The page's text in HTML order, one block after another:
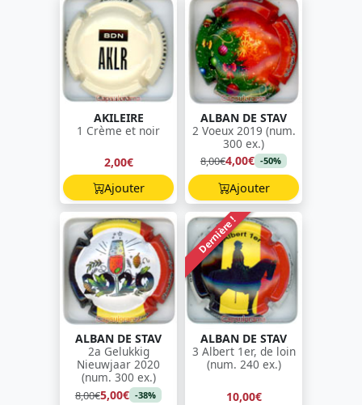
AKILEIRE
1 Crème et noir
2,00€
Ajouter
ALBAN DE STAV
2 Voeux 2019 (num.
300 ex.)
8,00€4,00€ -50%
Ajouter
ALBAN DE STAV
2a Gelukkig
Nieuwjaar 2020
(num. 300 ex.)
8,00€5,00€ -38%
Dernière !
ALBAN DE STAV
3 Albert 1er, de loin
(num. 240 ex.)
10,00€